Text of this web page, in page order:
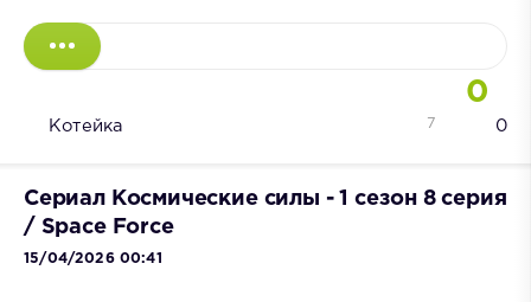
0
Котейка 0
7
Сериал Космические силы - 1 сезон 8 серия
/ Space Force
15/04/2026 00:41